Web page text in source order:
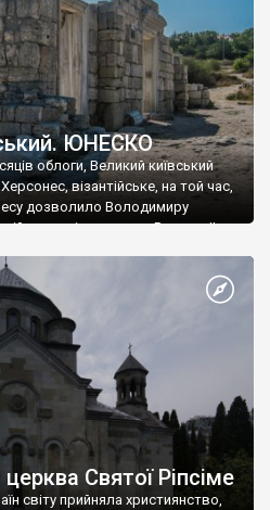
ЮНЕСКО
облоги, Великий київський
візантійське, на той час,
дозволило Володимиру
імператору Василю ІІ, та
став Василем-християнином.
На честь Херсонесу Таврійського
Святої Ріпсіме
світу прийняла християнство,